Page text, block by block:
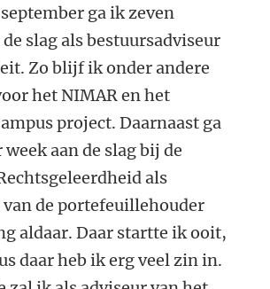
september ga ik zeven
slag als bestuursadviseur
Zo blijf ik onder andere
het NIMAR en het
project. Daarnaast ga
aan de slag bij de
als
de portefeuillehouder
aldaar. Daar startte ik ooit,
daar heb ik erg veel zin in.